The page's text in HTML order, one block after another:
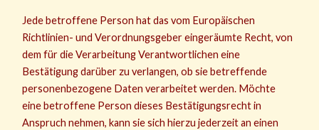
Jede betroffene Person hat das vom Europäischen
Richtlinien- und Verordnungsgeber eingeräumte Recht, von
dem für die Verarbeitung Verantwortlichen eine
Bestätigung darüber zu verlangen, ob sie betreffende
personenbezogene Daten verarbeitet werden. Möchte
eine betroffene Person dieses Bestätigungsrecht in
Anspruch nehmen, kann sie sich hierzu jederzeit an einen